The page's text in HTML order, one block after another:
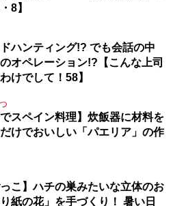
8】
ハンティング!? でも会話の中
オペレーション!?【こんな上司
けでして！58】
でスペイン料理】炊飯器に材料を
けでおいしい「パエリア」の作
っこ】ハチの巣みたいな立体のお
紙の花」を手づくり！ 暑い日